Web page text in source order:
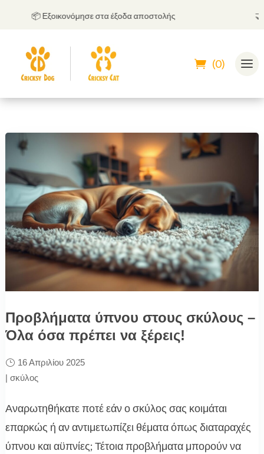
📦 Εξοικονόμησε στα έξοδα αποστολής
(0)
Προβλήματα ύπνου στους σκύλους –
Όλα όσα πρέπει να ξέρεις!
16 Απριλίου 2025
| σκύλος
Αναρωτηθήκατε ποτέ εάν ο σκύλος σας κοιμάται
επαρκώς ή αν αντιμετωπίζει θέματα όπως διαταραχές
ύπνου και αϋπνίες; Τέτοια προβλήματα μπορούν να